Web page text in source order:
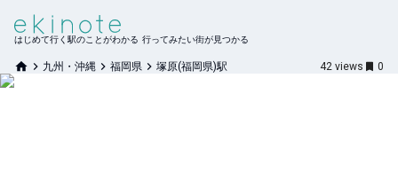
はじめて行く駅のことがわかる 行ってみたい街が見つかる
九州・沖縄 福岡県 塚原(福岡県)駅 42 views 0